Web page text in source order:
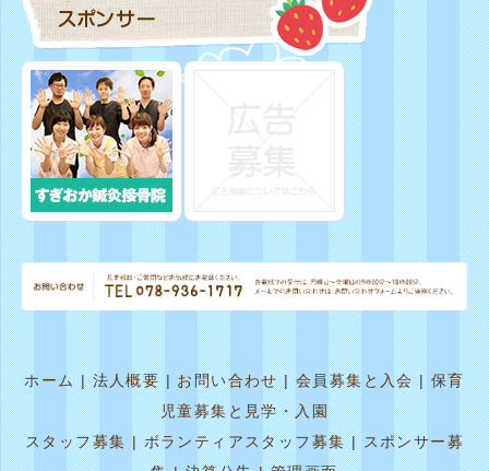
ホーム|法人概要| お問い合わせ|会員募集と入会|保育
児童募集と見学・入園
スタッフ募集 |ボランティアスタッフ募集|スポンサー募